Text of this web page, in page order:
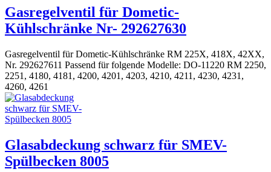
Gasregelventil für Dometic-
Kühlschränke Nr- 292627630
Gasregelventil für Dometic-Kühlschränke RM 225X, 418X, 42XX,
Nr. 292627611 Passend für folgende Modelle: DO-11220 RM 2250,
2251, 4180, 4181, 4200, 4201, 4203, 4210, 4211, 4230, 4231,
4260, 4261
Glasabdeckung schwarz für SMEV-
Spülbecken 8005